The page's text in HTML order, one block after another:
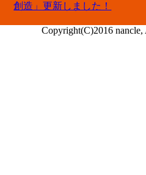
創造」更新しました！
Copyright(C)2016